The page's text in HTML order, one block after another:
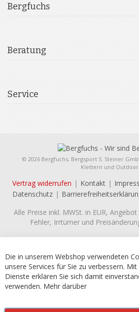
Bergfuchs
Beratung
Service
© 2026 Bergfuchs, Bergsport S. Steiner
Klettern und Outdoor.
Vertrag widerrufen Kontakt
Datenschutz
Alle Preise inkl. MWSt. in EUR,
Fehler, Irrtümer und
Die in unserem Webshop verwendeten
unsere Services für Sie zu verbessern.
Dienste erklären Sie sich damit
verwenden. Mehr darüber